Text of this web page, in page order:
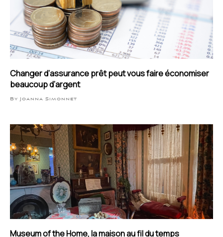
Changer d’assurance prêt peut vous faire économiser
beaucoup d’argent
By Joanna Simonnet
Museum of the Home, la maison au fil du temps